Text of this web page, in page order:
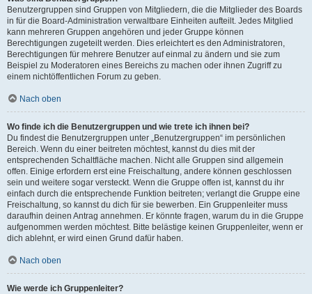
Benutzergruppen sind Gruppen von Mitgliedern, die die Mitglieder des Boards
in für die Board-Administration verwaltbare Einheiten aufteilt. Jedes Mitglied
kann mehreren Gruppen angehören und jeder Gruppe können
Berechtigungen zugeteilt werden. Dies erleichtert es den Administratoren,
Berechtigungen für mehrere Benutzer auf einmal zu ändern und sie zum
Beispiel zu Moderatoren eines Bereichs zu machen oder ihnen Zugriff zu
einem nichtöffentlichen Forum zu geben.
Nach oben
Wo finde ich die Benutzergruppen und wie trete ich ihnen bei?
Du findest die Benutzergruppen unter „Benutzergruppen“ im persönlichen
Bereich. Wenn du einer beitreten möchtest, kannst du dies mit der
entsprechenden Schaltfläche machen. Nicht alle Gruppen sind allgemein
offen. Einige erfordern erst eine Freischaltung, andere können geschlossen
sein und weitere sogar versteckt. Wenn die Gruppe offen ist, kannst du ihr
einfach durch die entsprechende Funktion beitreten; verlangt die Gruppe eine
Freischaltung, so kannst du dich für sie bewerben. Ein Gruppenleiter muss
daraufhin deinen Antrag annehmen. Er könnte fragen, warum du in die Gruppe
aufgenommen werden möchtest. Bitte belästige keinen Gruppenleiter, wenn er
dich ablehnt, er wird einen Grund dafür haben.
Nach oben
Wie werde ich Gruppenleiter?